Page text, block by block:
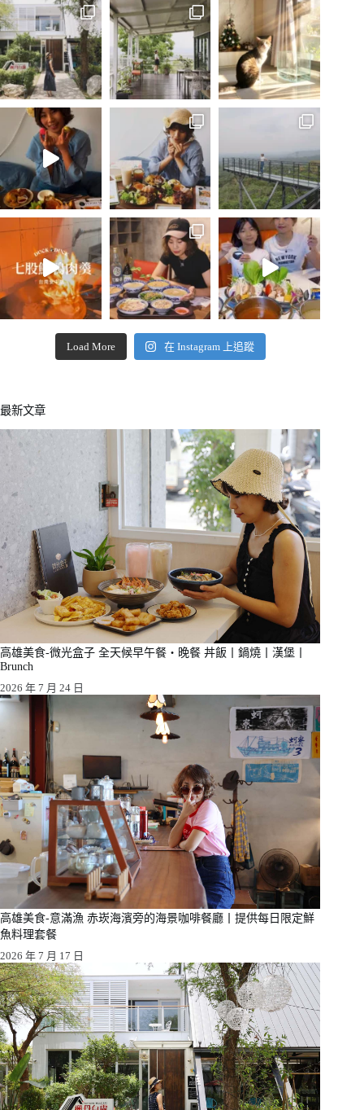
Load More 在 Instagram 上追蹤
最新文章
高雄美食-微光盒子 全天候早午餐・晚餐 丼飯丨鍋燒丨漢堡丨
Brunch
2026 年 7 月 24 日
高雄美食-意滿漁 赤崁海濱旁的海景咖啡餐廳丨提供每日限定鮮
魚料理套餐
2026 年 7 月 17 日